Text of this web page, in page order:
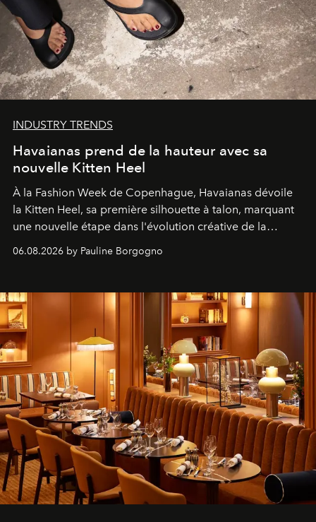
INDUSTRY TRENDS
Havaianas prend de la hauteur avec sa
nouvelle Kitten Heel
À la Fashion Week de Copenhague, Havaianas dévoile
la Kitten Heel, sa première silhouette à talon, marquant
une nouvelle étape dans l'évolution créative de la
06.08.2026 by Pauline Borgogno